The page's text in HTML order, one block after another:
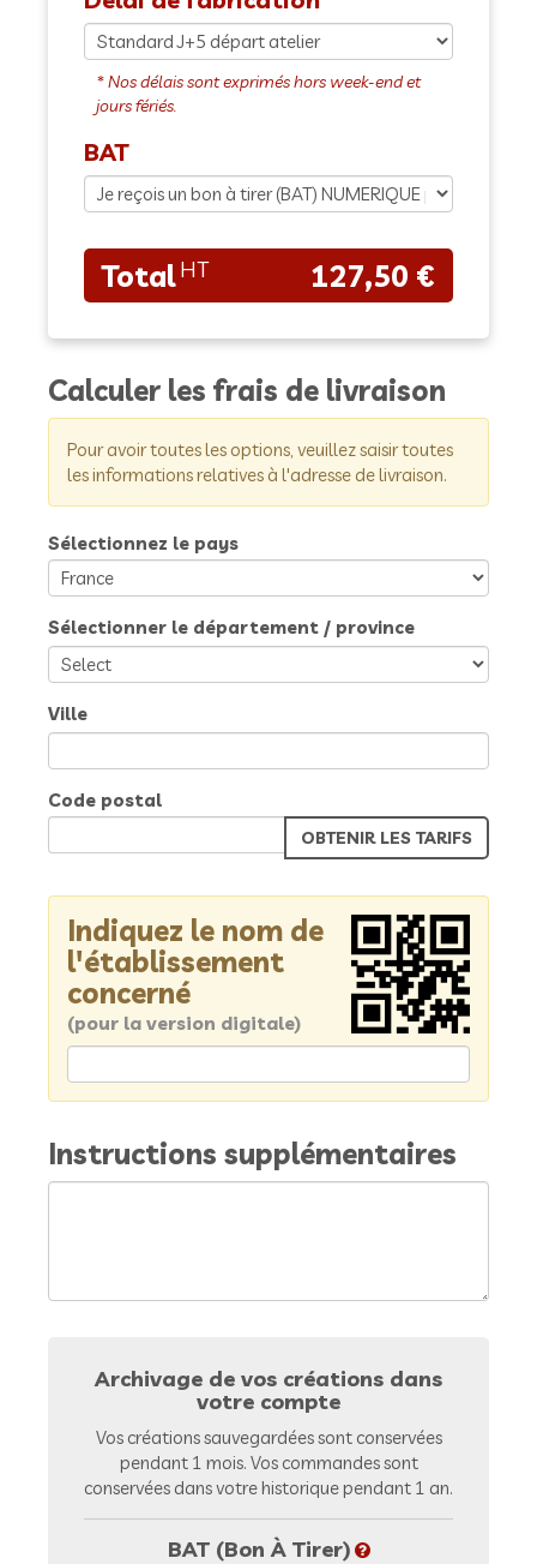
BAT
127,50 €
Calculer les frais de livraison
Pour avoir toutes les options, veuillez saisir toutes
les informations relatives à l'adresse de livraison.
Sélectionnez le pays
Sélectionner le département / province
Ville
Code postal
Indiquez le nom de
l'établissement
concerné
(pour la version digitale)
Instructions supplémentaires
Archivage de vos créations dans
votre compte
Vos créations sauvegardées sont conservées
pendant 1 mois. Vos commandes sont
conservées dans votre historique pendant 1 an.
BAT (Bon À Tirer)